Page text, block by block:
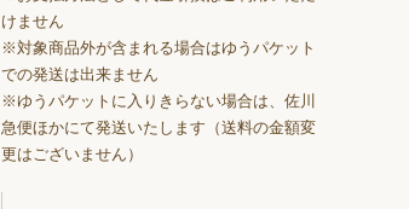
けません
※対象商品外が含まれる場合はゆうパケット
での発送は出来ません
※ゆうパケットに入りきらない場合は、佐川
急便ほかにて発送いたします（送料の金額変
更はございません）